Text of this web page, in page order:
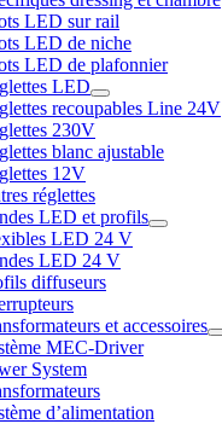
LED sur rail
LED de niche
LED de plafonnier
LED
recoupables Line 24V
230V
blanc ajustable
12V
réglettes
LED et profils
LED 24 V
LED 24 V
diffuseurs
et accessoires
MEC-Driver
System
d’alimentation